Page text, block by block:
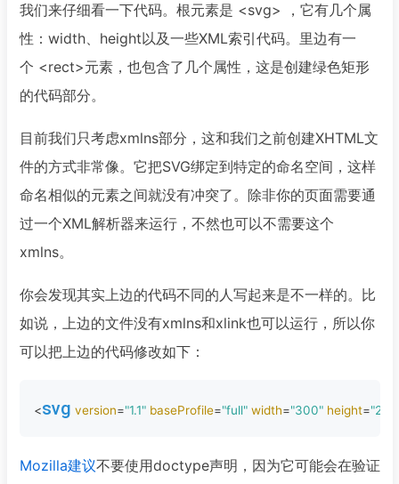
我们来仔细看一下代码。根元素是 <svg> ，它有几个属
性：width、height以及一些XML索引代码。里边有一
个 <rect>元素，也包含了几个属性，这是创建绿色矩形
的代码部分。
目前我们只考虑xmlns部分，这和我们之前创建XHTML文
件的方式非常像。它把SVG绑定到特定的命名空间，这样
命名相似的元素之间就没有冲突了。除非你的页面需要通
过一个XML解析器来运行，不然也可以不需要这个
xmlns。
你会发现其实上边的代码不同的人写起来是不一样的。比
如说，上边的文件没有xmlns和xlink也可以运行，所以你
可以把上边的代码修改如下：
<svg version="1.1" baseProfile="full" width="300" height=
Mozilla建议不要使用doctype声明，因为它可能会在验证